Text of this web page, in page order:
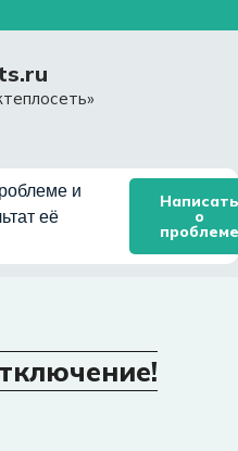
и
её
Написать
о
проблеме